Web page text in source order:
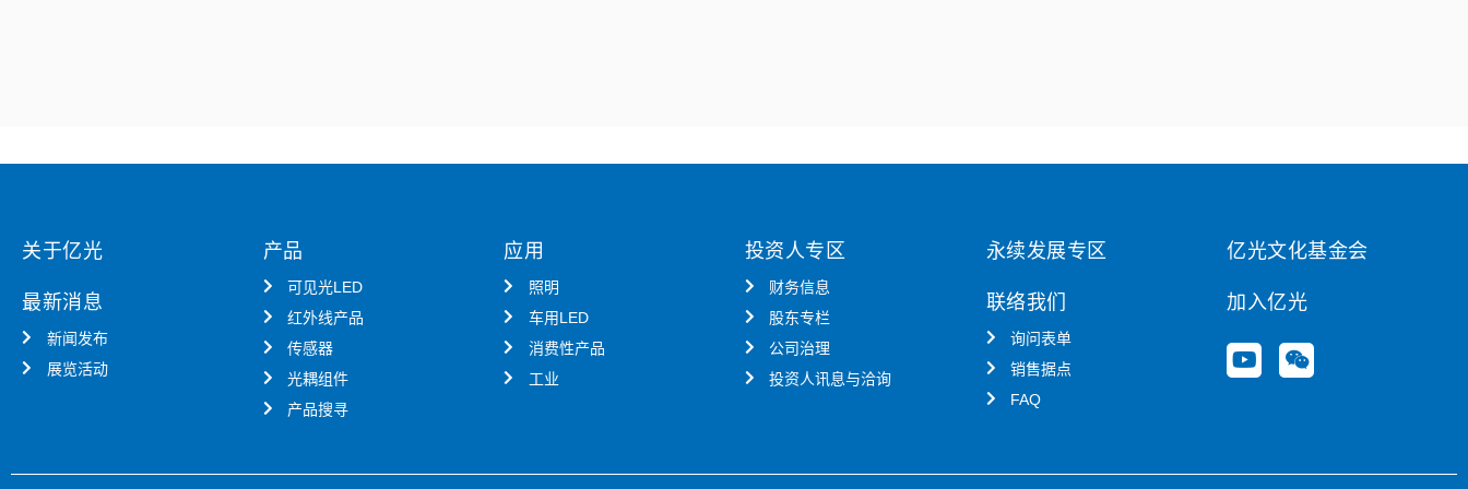
关于亿光
最新消息
新闻发布
展览活动
产品
可见光LED
红外线产品
传感器
光耦组件
产品搜寻
应用
照明
车用LED
消费性产品
工业
投资人专区
财务信息
股东专栏
公司治理
投资人讯息与洽询
永续发展专区
联络我们
询问表单
销售据点
FAQ
亿光文化基金会
加入亿光
Y
o
W
e